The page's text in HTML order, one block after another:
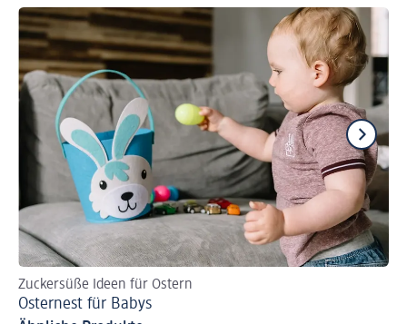
Zuckersüße Ideen für Ostern
Osternest für Babys